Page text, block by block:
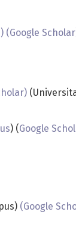
(Google
) (Google
(Google